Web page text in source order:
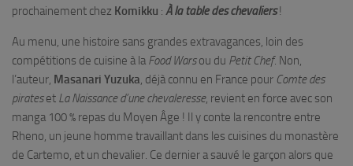
prochainement chez Komikku : À la table des chevaliers!
Au menu, une histoire sans grandes extravagances, loin des
compétitions de cuisine à la Food Warsou du Petit Chef. Non,
l’auteur, Masanari Yuzuka, déjà connu en France pour Comte des
pirateset La Naissance d’une chevaleresse, revient en force avec son
manga 100 % repas du Moyen Âge ! Il y conte la rencontre entre
Rheno, un jeune homme travaillant dans les cuisines du monastère
de Cartemo, et un chevalier. Ce dernier a sauvé le garçon alors que